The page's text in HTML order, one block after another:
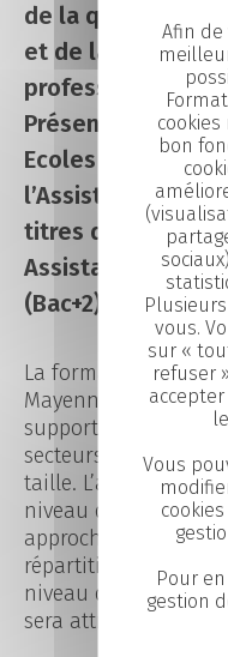
de la qualité de
et de la très forte
professionnels
Présente dans
Ecoles
l’Assistant
titres d’Assistant
Assistant des
(Bac+2).
La formation
Mayenne prépare à
support,
secteurs d’activités
taille. L’activité de
niveau de
approche
répartition des
niveau de
sera attribué à
Afin
cookies
bon
vous.
sur «
refuser
Vous
Pour
gestion